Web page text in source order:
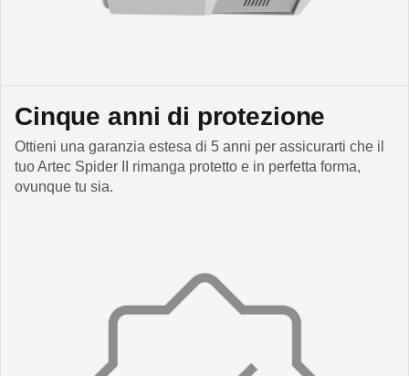
Cinque anni di protezione
Ottieni una garanzia estesa di 5 anni per assicurarti che il
tuo Artec Spider II rimanga protetto e in perfetta forma,
ovunque tu sia.